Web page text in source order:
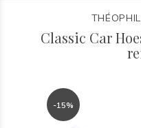
Classic Car
-15%